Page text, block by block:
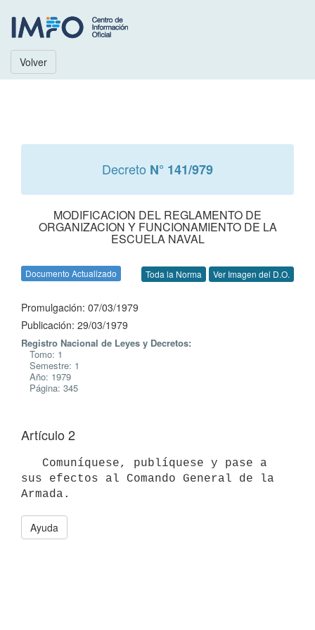
Volver
Decreto N° 141/979
MODIFICACION DEL REGLAMENTO DE
ORGANIZACION Y FUNCIONAMIENTO DE LA
ESCUELA NAVAL
Documento Actualizado Toda la Norma Ver Imagen del D.O.
Promulgación: 07/03/1979
Publicación: 29/03/1979
Registro Nacional de Leyes y Decretos:
Tomo: 1
Semestre: 1
Año: 1979
Página: 345
Artículo 2
sus efectos al Comando General de la
Ayuda